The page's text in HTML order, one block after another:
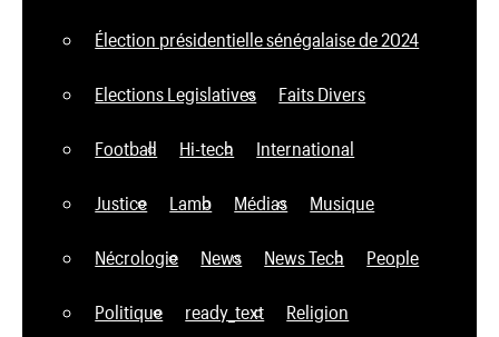
Élection présidentielle sénégalaise de 2024
Elections Legislatives Faits Divers
Football Hi-tech International
Justice Lamb Médias Musique
Nécrologie News News Tech People
Politique ready_text Religion